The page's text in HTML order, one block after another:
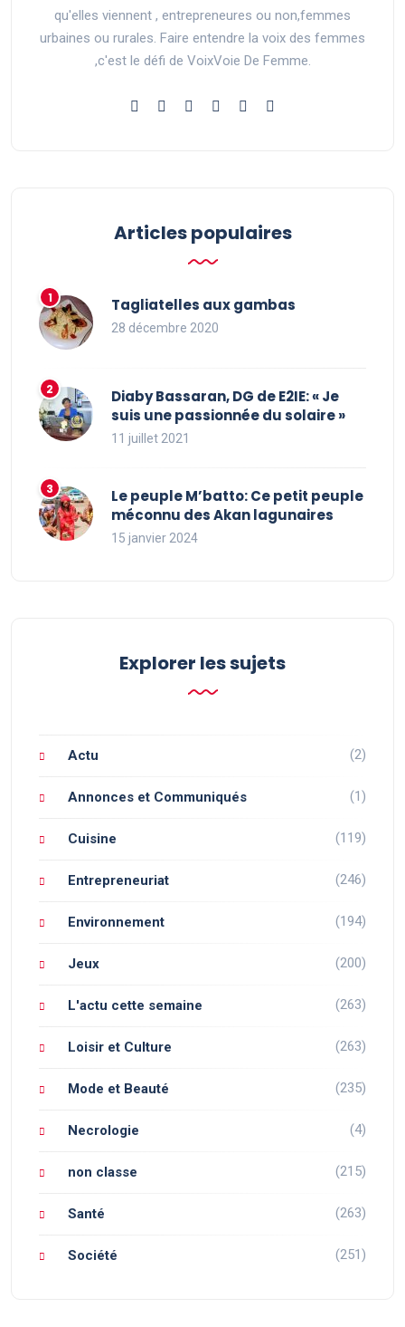
qu'elles viennent , entrepreneures ou non,femmes
urbaines ou rurales. Faire entendre la voix des femmes
,c'est le défi de VoixVoie De Femme.
Articles populaires
Tagliatelles aux gambas
28 décembre 2020
Diaby Bassaran, DG de E2IE: « Je
suis une passionnée du solaire »
11 juillet 2021
Le peuple M’batto: Ce petit peuple
méconnu des Akan lagunaires
15 janvier 2024
Explorer les sujets
Actu (2)
Annonces et Communiqués (1)
Cuisine (119)
Entrepreneuriat (246)
Environnement (194)
Jeux (200)
L'actu cette semaine (263)
Loisir et Culture (263)
Mode et Beauté (235)
Necrologie (4)
non classe (215)
Santé (263)
Société (251)